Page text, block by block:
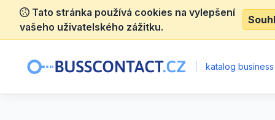
Tato stránka používá cookies na vylepšení
vašeho uživatelského zážitku.
katalog